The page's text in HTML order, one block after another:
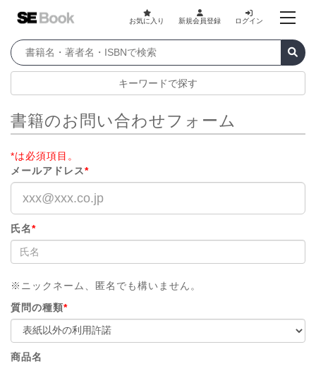
お気に入り 新規会員登録 ログイン
キーワードで探す
書籍のお問い合わせフォーム
*は必須項目。
メールアドレス*
氏名*
※ニックネーム、匿名でも構いません。
質問の種類*
商品名